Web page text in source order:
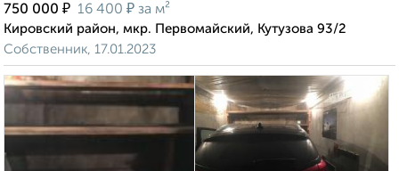
750 000 ₽ 16 400 ₽ за м²
Кировский район, мкр. Первомайский, Кутузова 93/2
Собственник, 17.01.2023